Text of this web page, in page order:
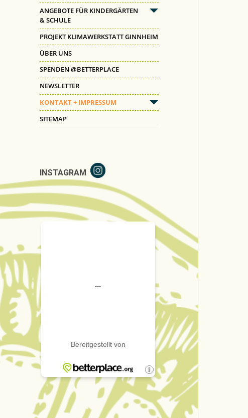
anzeigen
ANGEBOTE FÜR KINDERGÄRTEN
& SCHULE
untermenü
PROJEKT KLIMAWERKSTATT GINNHEIM
ÜBER UNS
SPENDEN @BETTERPLACE
NEWSLETTER
KONTAKT + IMPRESSUM
untermenü
SITEMAP
INSTAGRAM